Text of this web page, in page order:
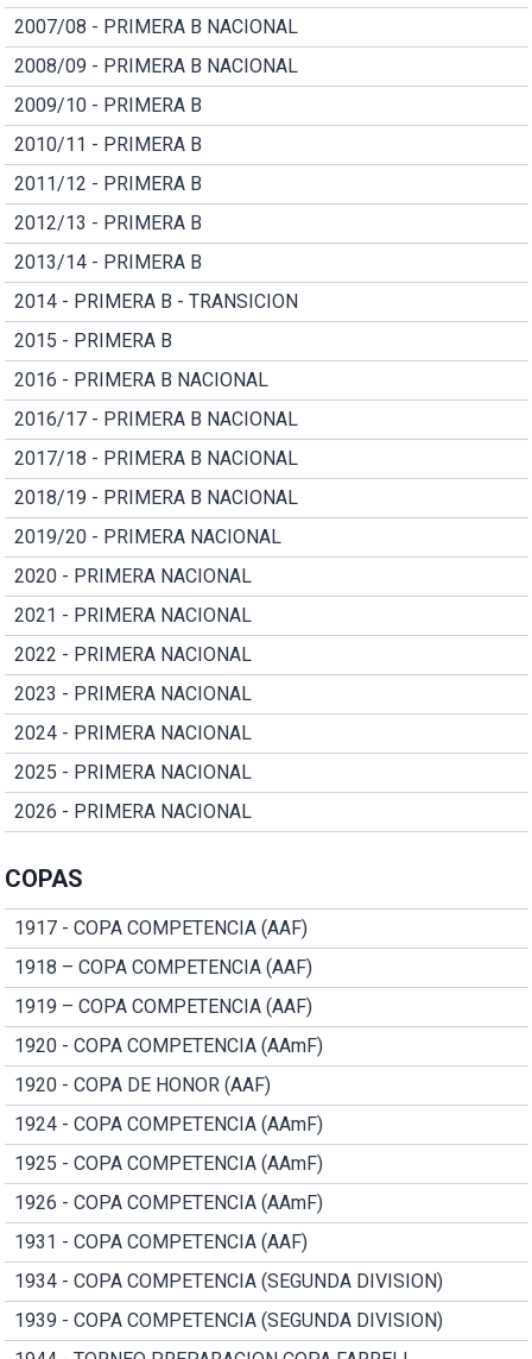
2007/08 - PRIMERA B NACIONAL
2008/09 - PRIMERA B NACIONAL
2009/10 - PRIMERA B
2010/11 - PRIMERA B
2011/12 - PRIMERA B
2012/13 - PRIMERA B
2013/14 - PRIMERA B
2014 - PRIMERA B - TRANSICION
2015 - PRIMERA B
2016 - PRIMERA B NACIONAL
2016/17 - PRIMERA B NACIONAL
2017/18 - PRIMERA B NACIONAL
2018/19 - PRIMERA B NACIONAL
2019/20 - PRIMERA NACIONAL
2020 - PRIMERA NACIONAL
2021 - PRIMERA NACIONAL
2022 - PRIMERA NACIONAL
2023 - PRIMERA NACIONAL
2024 - PRIMERA NACIONAL
2025 - PRIMERA NACIONAL
2026 - PRIMERA NACIONAL
COPAS
1917 - COPA COMPETENCIA (AAF)
1918 – COPA COMPETENCIA (AAF)
1919 – COPA COMPETENCIA (AAF)
1920 - COPA COMPETENCIA (AAmF)
1920 - COPA DE HONOR (AAF)
1924 - COPA COMPETENCIA (AAmF)
1925 - COPA COMPETENCIA (AAmF)
1926 - COPA COMPETENCIA (AAmF)
1931 - COPA COMPETENCIA (AAF)
1934 - COPA COMPETENCIA (SEGUNDA DIVISION)
1939 - COPA COMPETENCIA (SEGUNDA DIVISION)